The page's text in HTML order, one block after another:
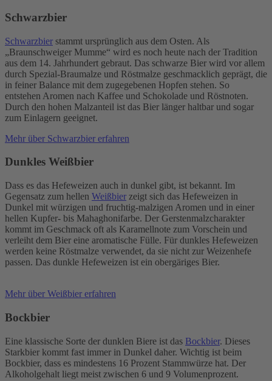
Schwarzbier
Schwarzbier stammt ursprünglich aus dem Osten. Als
„Braunschweiger Mumme“ wird es noch heute nach der Tradition
aus dem 14. Jahrhundert gebraut. Das schwarze Bier wird vor allem
durch Spezial-Braumalze und Röstmalze geschmacklich geprägt, die
in feiner Balance mit dem zugegebenen Hopfen stehen. So
entstehen Aromen nach Kaffee und Schokolade und Röstnoten.
Durch den hohen Malzanteil ist das Bier länger haltbar und sogar
zum Einlagern geeignet.
Mehr über Schwarzbier erfahren
Dunkles Weißbier
Dass es das Hefeweizen auch in dunkel gibt, ist bekannt. Im
Gegensatz zum hellen Weißbier zeigt sich das Hefeweizen in
Dunkel mit würzigen und fruchtig-malzigen Aromen und in einer
hellen Kupfer- bis Mahaghonifarbe. Der Gerstenmalzcharakter
kommt im Geschmack oft als Karamellnote zum Vorschein und
verleiht dem Bier eine aromatische Fülle. Für dunkles Hefeweizen
werden keine Röstmalze verwendet, da sie nicht zur Weizenhefe
passen. Das dunkle Hefeweizen ist ein obergäriges Bier.
Mehr über Weißbier erfahren
Bockbier
Eine klassische Sorte der dunklen Biere ist das Bockbier. Dieses
Starkbier kommt fast immer in Dunkel daher. Wichtig ist beim
Bockbier, dass es mindestens 16 Prozent Stammwürze hat. Der
Alkoholgehalt liegt meist zwischen 6 und 9 Volumenprozent.